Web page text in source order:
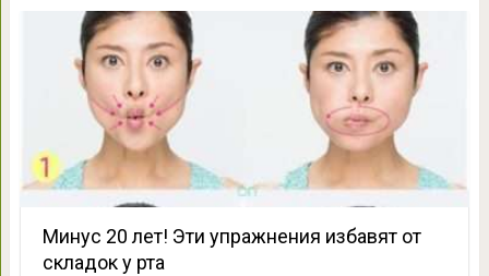
Минус 20 лет! Эти упражнения избавят от
складок у рта